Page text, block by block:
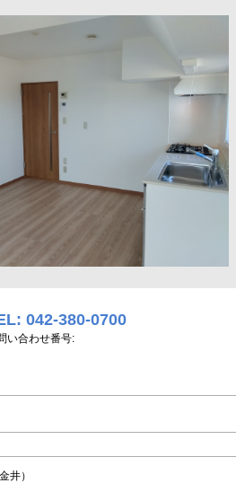
042-380-0700
い合わせ番号:
井）